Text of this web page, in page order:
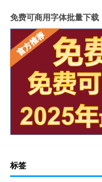
免费可商用字体批量下载
标签